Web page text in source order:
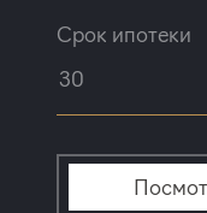
Срок ипотеки